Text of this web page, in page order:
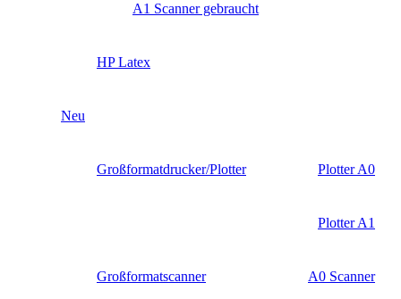
A1 Scanner gebraucht
HP Latex
Neu
Großformatdrucker/Plotter Plotter A0
Plotter A1
Großformatscanner A0 Scanner